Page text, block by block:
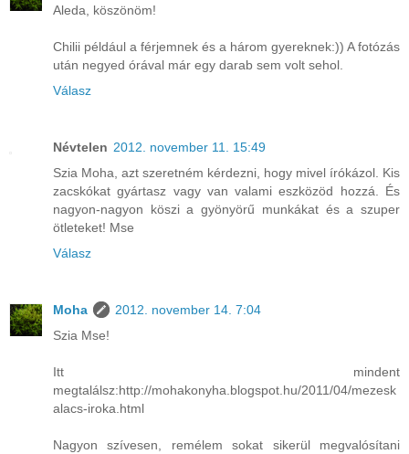
Aleda, köszönöm!
Chilii például a férjemnek és a három gyereknek:)) A fotózás
után negyed órával már egy darab sem volt sehol.
Válasz
Névtelen 2012. november 11. 15:49
Szia Moha, azt szeretném kérdezni, hogy mivel írókázol. Kis
zacskókat gyártasz vagy van valami eszközöd hozzá. És
nagyon-nagyon köszi a gyönyörű munkákat és a szuper
ötleteket! Mse
Válasz
Moha
2012. november 14. 7:04
Szia Mse!
Itt mindent
megtalálsz:http://mohakonyha.blogspot.hu/2011/04/mezesk
alacs-iroka.html
Nagyon szívesen, remélem sokat sikerül megvalósítani